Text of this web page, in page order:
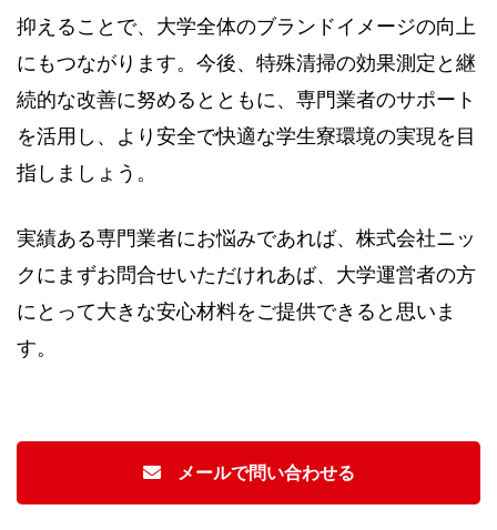
抑えることで、大学全体のブランドイメージの向上
にもつながります。今後、特殊清掃の効果測定と継
続的な改善に努めるとともに、専門業者のサポート
を活用し、より安全で快適な学生寮環境の実現を目
指しましょう。
実績ある専門業者にお悩みであれば、株式会社ニッ
クにまずお問合せいただけれあば、大学運営者の方
にとって大きな安心材料をご提供できると思いま
す。
メールで問い合わせる